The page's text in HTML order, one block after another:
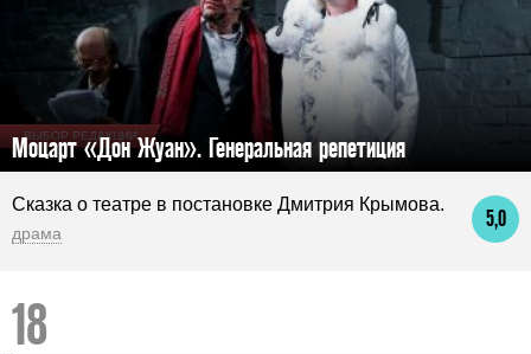
ВЫБОР РЕДАКЦИИ
Моцарт «Дон Жуан». Генеральная репетиция
5,0
Сказка о театре в постановке Дмитрия Крымова.
драма